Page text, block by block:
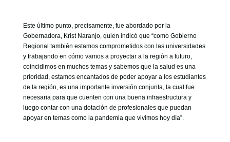
Este último punto, precisamente, fue abordado por la
Gobernadora, Krist Naranjo, quien indicó que “como Gobierno
Regional también estamos comprometidos con las universidades
y trabajando en cómo vamos a proyectar a la región a futuro,
coincidimos en muchos temas y sabemos que la salud es una
prioridad, estamos encantados de poder apoyar a los estudiantes
de la región, es una importante inversión conjunta, la cual fue
necesaria para que cuenten con una buena infraestructura y
luego contar con una dotación de profesionales que puedan
apoyar en temas como la pandemia que vivimos hoy día”.